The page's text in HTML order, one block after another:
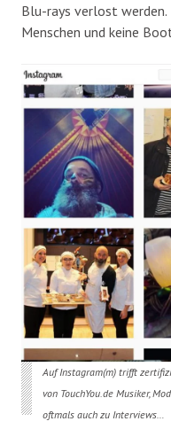
Blu-rays verlost werden.
Menschen und keine
Auf Instagram(m) trifft
von TouchYou.de Musiker,
oftmals auch zu Interviews…